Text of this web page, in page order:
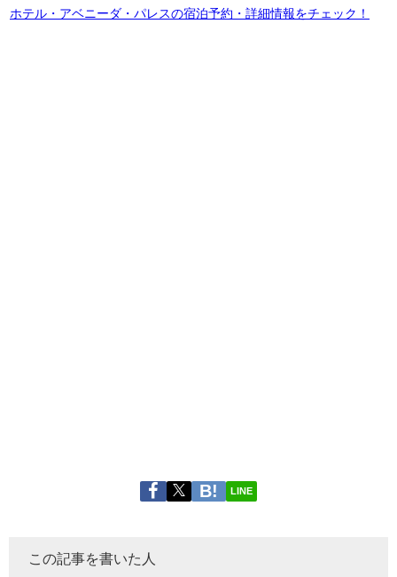
ホテル・アベニーダ・パレスの宿泊予約・詳細情報をチェック！
LINE
この記事を書いた人